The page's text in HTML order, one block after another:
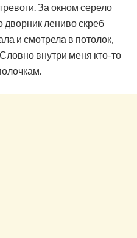
За окном серело
дворник лениво скреб
и смотрела в потолок,
внутри меня кто-то